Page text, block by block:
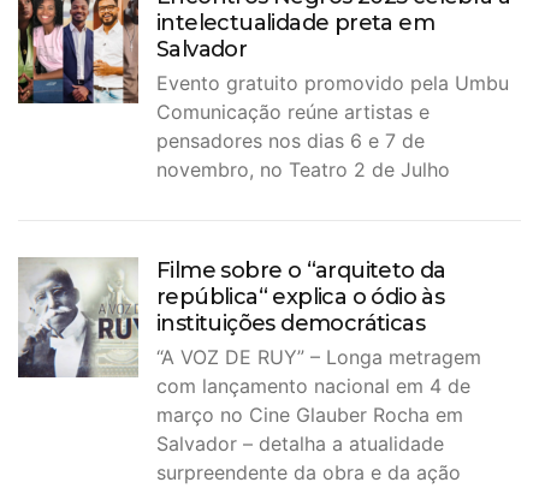
intelectualidade preta em
Salvador
Evento gratuito promovido pela Umbu
Comunicação reúne artistas e
pensadores nos dias 6 e 7 de
novembro, no Teatro 2 de Julho
Filme sobre o “arquiteto da
república“ explica o ódio às
instituições democráticas
“A VOZ DE RUY” – Longa metragem
com lançamento nacional em 4 de
março no Cine Glauber Rocha em
Salvador – detalha a atualidade
surpreendente da obra e da ação